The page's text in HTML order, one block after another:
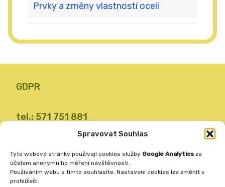
Spravovat Souhlas
Tyto webové stránky používají cookies služby Google Analytics za
účelem anonymního měření návštěvnosti.
Používáním webu s tímto souhlasíte. Nastavení cookies lze změnit v
prohlížeči.
Prvky a změny vlastností oceli
GDPR
tel.: 571 751 881
email: zsvalbystrice@zsvb.cz
ID datové schránky: 24dabpx